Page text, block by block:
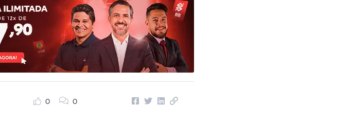
0 0